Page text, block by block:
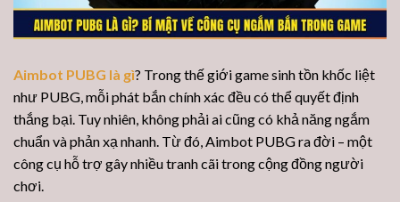
Aimbot PUBG là gì? Trong thế giới game sinh tồn khốc liệt
như PUBG, mỗi phát bắn chính xác đều có thể quyết định
thắng bại. Tuy nhiên, không phải ai cũng có khả năng ngắm
chuẩn và phản xạ nhanh. Từ đó, Aimbot PUBG ra đời – một
công cụ hỗ trợ gây nhiều tranh cãi trong cộng đồng người
chơi.